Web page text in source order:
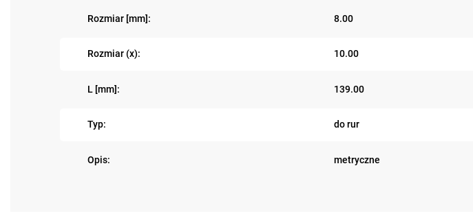
Rozmiar [mm]: 8.00
Rozmiar (x): 10.00
L [mm]: 139.00
Typ: do rur
Opis: metryczne